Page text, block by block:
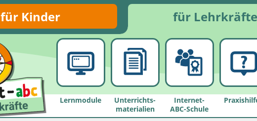
für Kinder für Lehrkräfte
Lernmodule
Unterrichts­
materialien
Internet-
ABC-Schule